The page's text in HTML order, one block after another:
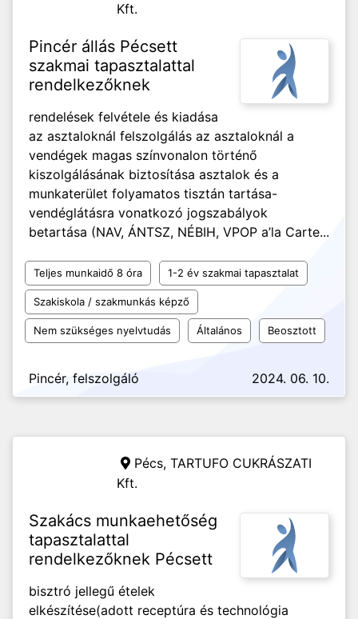
Kft.
Pincér állás Pécsett
szakmai tapasztalattal
rendelkezőknek
rendelések felvétele és kiadása
az asztaloknál felszolgálás az asztaloknál a
vendégek magas színvonalon történő
kiszolgálásának biztosítása asztalok és a
munkaterület folyamatos tisztán tartása-
vendéglátásra vonatkozó jogszabályok
betartása (NAV, ÁNTSZ, NÉBIH, VPOP a’la Carte...
Teljes munkaidő 8 óra 1-2 év szakmai tapasztalat
Szakiskola / szakmunkás képző
Nem szükséges nyelvtudás Általános Beosztott
Pincér, felszolgáló 2024. 06. 10.
Pécs, TARTUFO CUKRÁSZATI
Kft.
Szakács munkaehetőség
tapasztalattal
rendelkezőknek Pécsett
bisztró jellegű ételek
elkészítése(adott receptúra és technológia